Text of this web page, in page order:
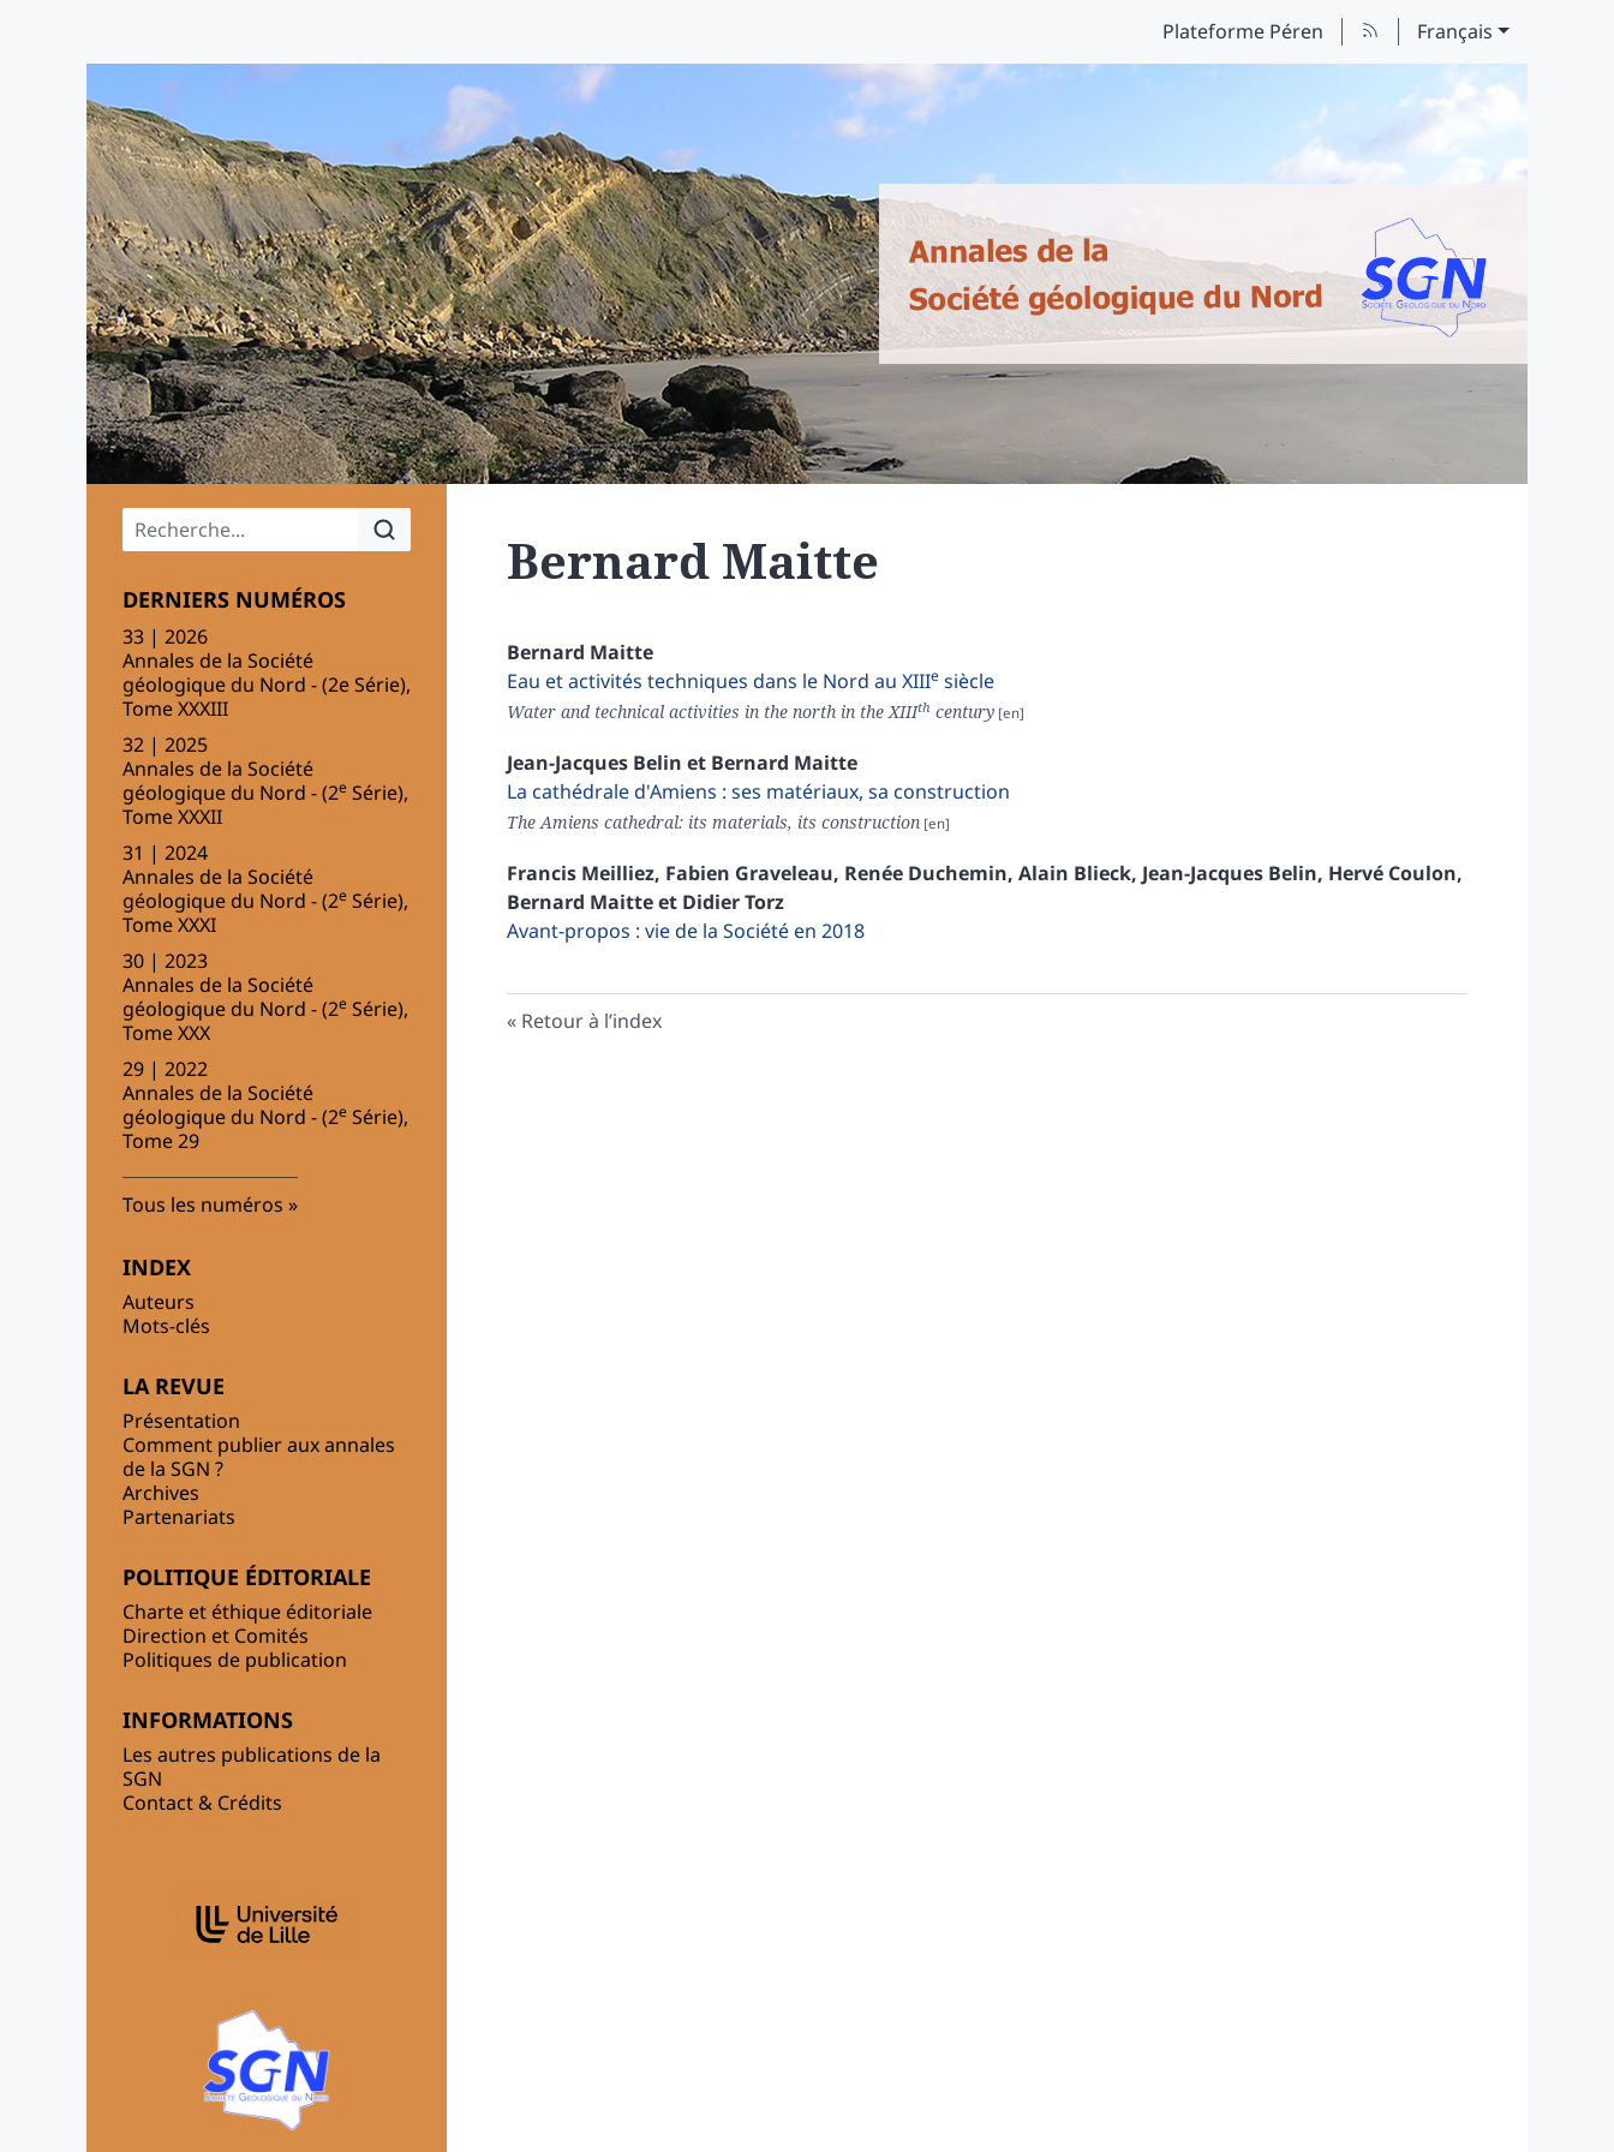
Plateforme Péren Français
Menu principal
DERNIERS NUMÉROS
33 | 2026
Annales de la Société
géologique du Nord - (2e Série),
Tome XXXIII
32 | 2025
Annales de la Société
géologique du Nord - (2e Série),
Tome XXXII
31 | 2024
Annales de la Société
géologique du Nord - (2e Série),
Tome XXXI
30 | 2023
Annales de la Société
géologique du Nord - (2e Série),
Tome XXX
29 | 2022
Annales de la Société
géologique du Nord - (2e Série),
Tome 29
Tous les numéros
INDEX
Auteurs
Mots-clés
LA REVUE
Présentation
Comment publier aux annales
de la SGN ?
Archives
Partenariats
POLITIQUE ÉDITORIALE
Charte et éthique éditoriale
Direction et Comités
Politiques de publication
INFORMATIONS
Les autres publications de la
SGN
Contact & Crédits
Bernard Maitte
Bernard Maitte
Eau et activités techniques dans le Nord au XIIIe siècle
Water and technical activities in the north in the XIIIth century
Jean-Jacques Belin et Bernard Maitte
La cathédrale d'Amiens : ses matériaux, sa construction
The Amiens cathedral: its materials, its construction
Francis Meilliez, Fabien Graveleau, Renée Duchemin, Alain Blieck, Jean-Jacques Belin, Hervé Coulon,
Bernard Maitteet DidierTorz
Avant-propos : vie de la Société en 2018
Retour à l’index